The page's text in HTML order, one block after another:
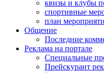
квизы и клубы
спортивные
план
Общение
Последние
Реклама на портале
Специальные
Прейскурант